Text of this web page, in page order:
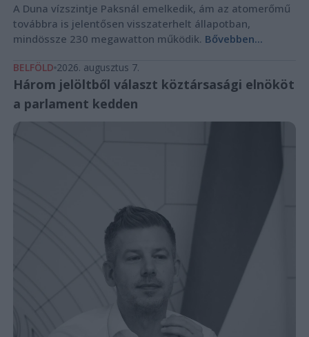
A Duna vízszintje Paksnál emelkedik, ám az atomerőmű
továbbra is jelentősen visszaterhelt állapotban,
mindössze 230 megawatton működik. Bővebben...
BELFÖLD 2026. augusztus 7.
Három jelöltből választ köztársasági elnököt
a parlament kedden